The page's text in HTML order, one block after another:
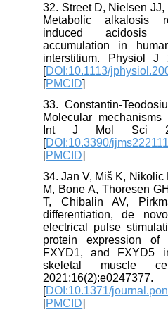
32. Street D, Nielsen
Metabolic alkalosis
induced acidosis
accumulation in
interstitium. Physiol J
[DOI:10.1113/
[PMCID
33. Constantin-
Molecular
Int J Mol Sci
[DOI:10.3390/
[PMCID
34. Jan V, Miš K,
M, Bone A, Thoresen
T, Chibalin AV,
differentiation, de
electrical pulse
protein expression
FXYD1, and FXYD5
skeletal muscle
2021;16(2):e0247377.
[DOI:10.1371/
[PMCID